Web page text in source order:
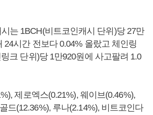
는 1BCH(비트코인캐시 단위)당 27만
24시간 전보다 0.04% 올랐고 체인링
크 단위)당 1만920원에 사고팔려 1.0
제로엑스(0.21%), 웨이브(0.46%),
드(12.36%), 루나(2.14%), 비트코인다